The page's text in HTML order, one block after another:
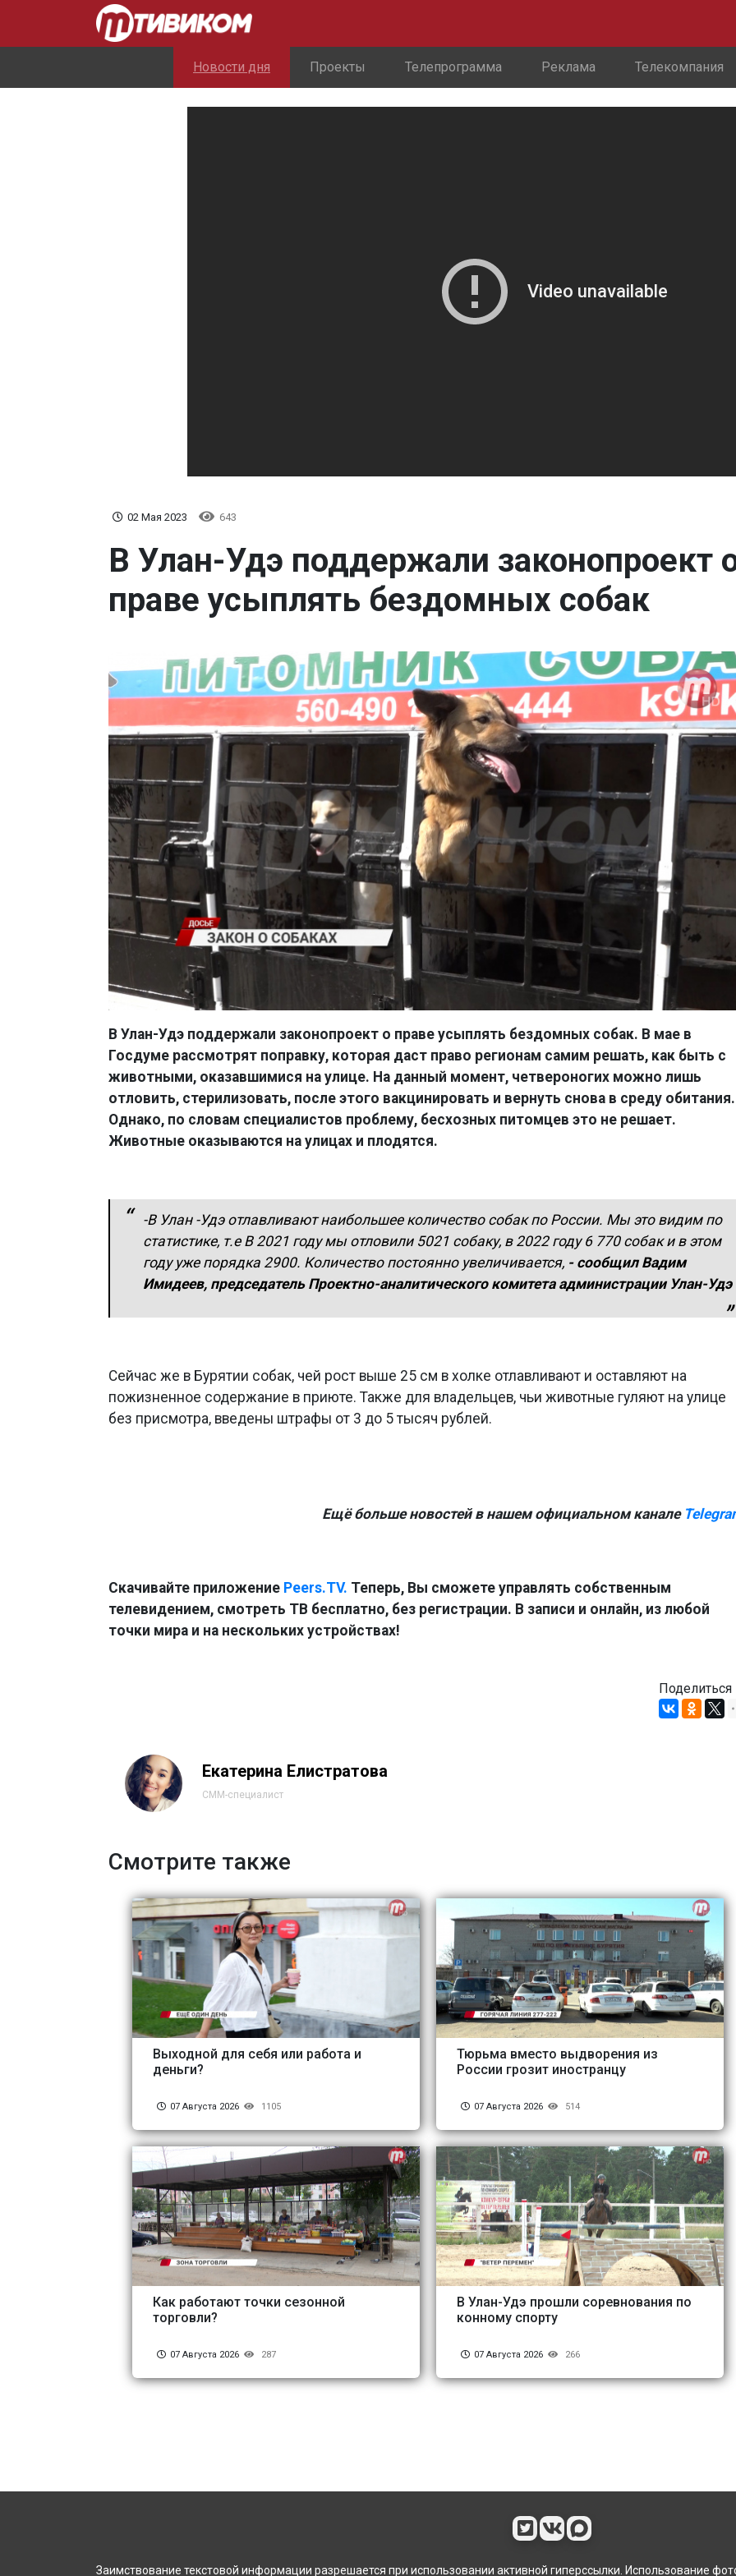
Новости дня Проекты Телепрограмма Реклама Телекомпания
02 Мая 2023 643
В Улан-Удэ поддержали законопроект
праве усыплять бездомных собак
В Улан-Удэ поддержали законопроект о праве усыплять бездомных собак. В мае в
Госдуме рассмотрят поправку, которая даст право регионам самим решать, как быть с
животными, оказавшимися на улице. На данный момент, четвероногих можно лишь
отловить, стерилизовать, после этого вакцинировать и вернуть снова в среду обитания.
Однако, по словам специалистов проблему, бесхозных питомцев это не решает.
Животные оказываются на улицах и плодятся.
-В Улан -Удэ отлавливают наибольшее количество собак по России. Мы это видим по
статистике, т.е В 2021 году мы отловили 5021 собаку, в 2022 году 6 770 собак и в этом
году уже порядка 2900. Количество постоянно увеличивается, - сообщил Вадим
Имидеев, председатель Проектно-аналитического комитета администрации Улан-Удэ
Сейчас же в Бурятии собак, чей рост выше 25 см в холке отлавливают и оставляют на
пожизненное содержание в приюте. Также для владельцев, чьи животные гуляют на улице
без присмотра, введены штрафы от 3 до 5 тысяч рублей.
Ещё больше новостей в нашем официальном канале
Скачивайте приложение Peers.TV. Теперь, Вы сможете управлять собственным
телевидением, смотреть ТВ бесплатно, без регистрации. В записи и онлайн, из любой
точки мира и на нескольких устройствах!
Поделиться
Екатерина Елистратова
СММ-специалист
Смотрите также
Выходной для себя или работа и
деньги?
07 Августа 2026 1105
Тюрьма вместо выдворения из
России грозит иностранцу
07 Августа 2026 514
Как работают точки сезонной
торговли?
07 Августа 2026 287
В Улан-Удэ прошли соревнования по
конному спорту
07 Августа 2026 266
Заимствование текстовой информации разрешается при использовании активной гиперссылки. Использование